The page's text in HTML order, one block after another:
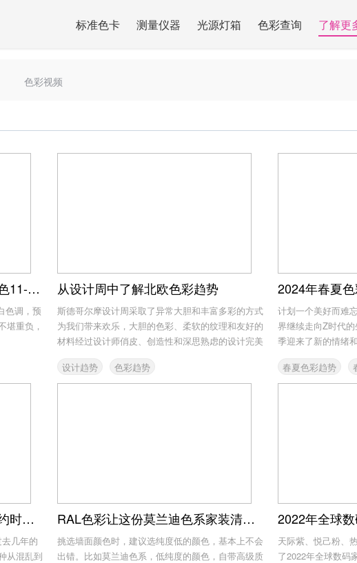
标准色卡 测量仪器 光源灯箱 色彩查询 了解更
色彩视频
PANTONE潘通2026年度流行色11-4201 Cloud Dancer（云上舞白）
色调，预
堪重负，
从设计周中了解北欧色彩趋势
斯德哥尔摩设计周采取了异常大胆和丰富多彩的方式
为我们带来欢乐，大胆的色彩、柔软的纹理和友好的
材料经过设计师俏皮、创造性和深思熟虑的设计完美
设计趋势
色彩趋势
计划一个美好而难
界继续走向Z时代
季迎来了新的情绪
春夏色彩趋势
设计趋势
PANTONE彩通2023春夏季纽约时装周流行色趋势报告
几年的
从混乱到
RAL色彩让这份莫兰迪色系家装清单更显高级
挑选墙面颜色时，建议选纯度低的颜色，基本上不会
出错。比如莫兰迪色系，低纯度的颜色，自带高级质
天际紫、悦己粉、
了2022年全球数码